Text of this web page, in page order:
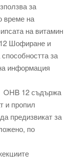
за
време на
на витамин
Шофиране и
за
информация
12 съдържа
и пропил
предизвикат за
по